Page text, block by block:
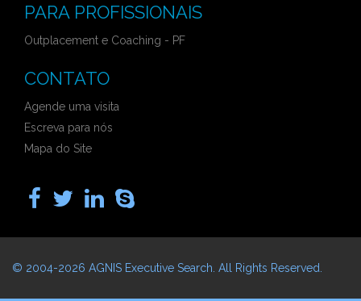
PARA PROFISSIONAIS
Outplacement e Coaching - PF
CONTATO
Agende uma visita
Escreva para nós
Mapa do Site
© 2004-2026 AGNIS Executive Search . All Rights Reserved.